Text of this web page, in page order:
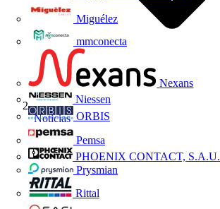
Miguélez
mmconecta
Nexans
Niessen
ORBIS
Pemsa
PHOENIX CONTACT, S.A.U.
Prysmian
Rittal
Noticias